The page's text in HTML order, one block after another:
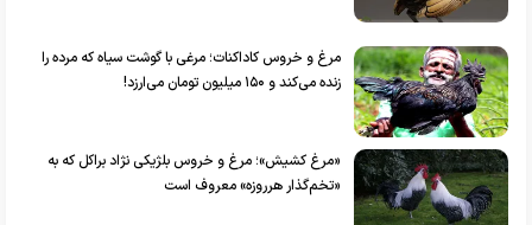
مرغ و خروس کاداکنات؛ مرغی با گوشت سیاه که مرده را
زنده می‌کند و ۱۵۰ میلیون تومان می‌ارزد!
«مرغ کشیش»؛ مرغ و خروس بلژیکی نژاد براکل که به
«تخم‌گذار هرروزه» معروف است